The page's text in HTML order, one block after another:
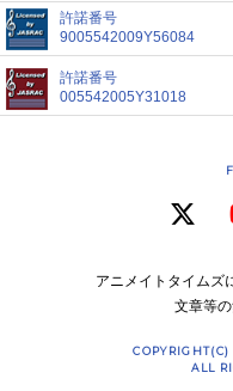
許諾番号
9005542009Y56084
許諾番号
005542005Y31018
アニメイトタイムズ
文章等
ALL